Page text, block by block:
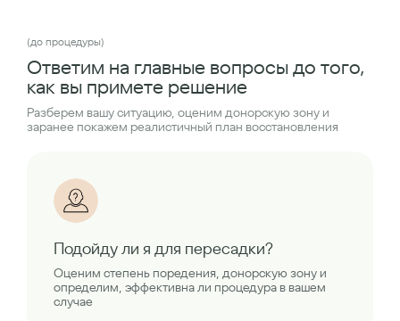
(до процедуры)
Ответим на главные вопросы до того,
как вы примете решение
Разберем вашу ситуацию, оценим донорскую зону и
заранее покажем реалистичный план восстановления
Подойду ли я для пересадки?
Оценим степень поредения, донорскую зону и
определим, эффективна ли процедура в вашем
случае